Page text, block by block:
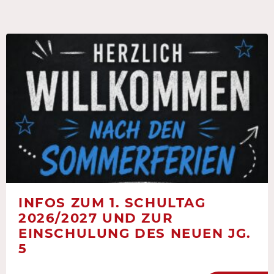
INFOS ZUM 1. SCHULTAG
2026/2027 UND ZUR
EINSCHULUNG DES NEUEN JG.
5